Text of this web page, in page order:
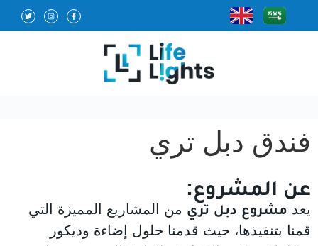
فندق دبل تري
عن المشروع:
يعد مشروع دبل تري من المشاريع المميزة التي
قمنا بتنفيذها، حيث قدمنا حلول إضاءة وديكور